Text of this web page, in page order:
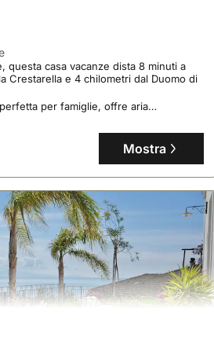
questa casa vacanze dista 8 minuti a
Crestarella e 4 chilometri dal Duomo di
per famiglie, offre aria
e un balcone con vista sul giardino e
Mostra